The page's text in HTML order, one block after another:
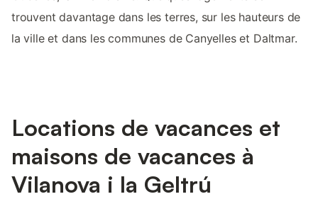
trouvent davantage dans les terres, sur les hauteurs de
la ville et dans les communes de Canyelles et Daltmar.
Locations de vacances et
maisons de vacances à
Vilanova i la Geltrú